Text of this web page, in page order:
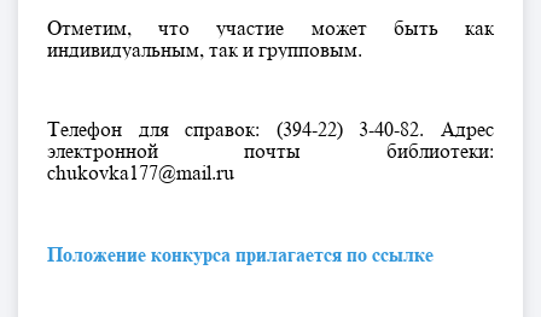
Отметим, что участие может быть как
индивидуальным, так и групповым.
Телефон для справок: (394-22) 3-40-82. Адрес
электронной почты библиотеки:
chukovka177@mail.ru
Положение конкурса прилагается по ссылке